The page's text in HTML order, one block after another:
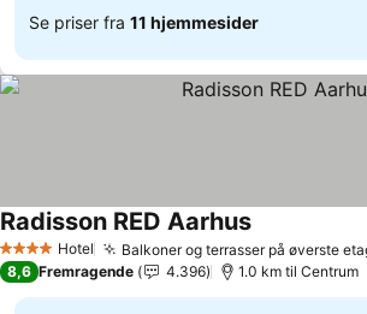
Se priser fra 11 hjemmesider
4 StjernerHotel Balkoner og terrasser på øverste
Radisson RED Aarhus
8,6 Fremragende 4.396 1.0 km til Centrum